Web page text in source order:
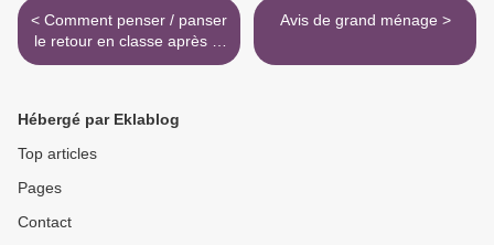
< Comment penser / panser
le retour en classe après le
déconfinement ?
Avis de grand ménage >
Hébergé par Eklablog
Top articles
Pages
Contact